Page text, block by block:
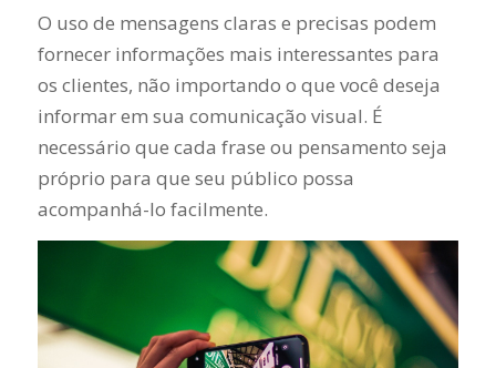
O uso de mensagens claras e precisas podem
fornecer informações mais interessantes para
os clientes, não importando o que você deseja
informar em sua comunicação visual. É
necessário que cada frase ou pensamento seja
próprio para que seu público possa
acompanhá-lo facilmente.